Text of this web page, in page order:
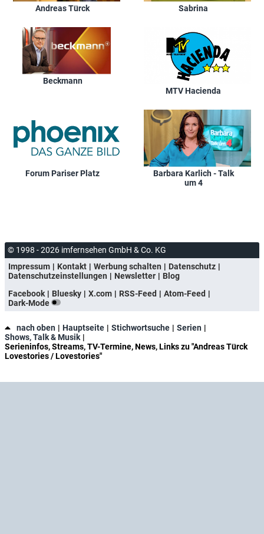
Andreas Türck Sabrina
Beckmann
MTV Hacienda
Forum Pariser Platz
Barbara Karlich - Talk
um 4
© 1998 - 2026 imfernsehen GmbH & Co. KG
Impressum
Kontakt Werbung schalten
Datenschutz
Datenschutzeinstellungen
Newsletter
Blog
Facebook
Bluesky X.com RSS-Feed
Atom-Feed
Dark-Mode
nach oben Hauptseite Stichwortsuche
Serien
Shows, Talk & Musik
Serieninfos, Streams, TV-Termine, News, Links zu "Andreas Türck
Lovestories / Lovestories"